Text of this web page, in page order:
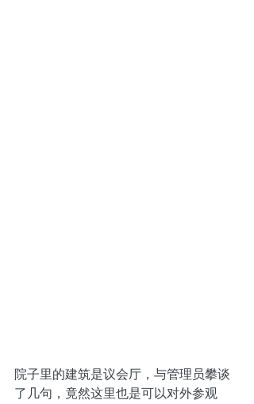
院子里的建筑是议会厅，与管理员攀谈
了几句，竟然这里也是可以对外参观